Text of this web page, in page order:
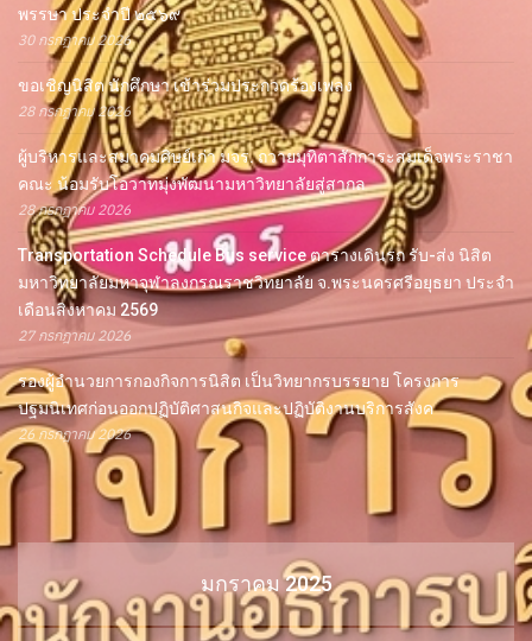
พรรษา ประจำปี ๒๕๖๙
30 กรกฎาคม 2026
ขอเชิญนิสิต นักศึกษา เข้าร่วมประกวดร้องเพลง
28 กรกฎาคม 2026
ผู้บริหารและสมาคมศิษย์เก่า มจร. ถวายมุทิตาสักการะสมเด็จพระราชา
คณะ น้อมรับโอวาทมุ่งพัฒนามหาวิทยาลัยสู่สากล
28 กรกฎาคม 2026
Transportation Schedule Bus service ตารางเดินรถ รับ-ส่ง นิสิต
มหาวิทยาลัยมหาจุฬาลงกรณราชวิทยาลัย จ.พระนครศรีอยุธยา ประจำ
เดือนสิงหาคม 2569
27 กรกฎาคม 2026
รองผู้อำนวยการกองกิจการนิสิต เป็นวิทยากรบรรยาย โครงการ
ปฐมนิเทศก่อนออกปฏิบัติศาสนกิจและปฏิบัติงานบริการสังค
26 กรกฎาคม 2026
มกราคม 2025